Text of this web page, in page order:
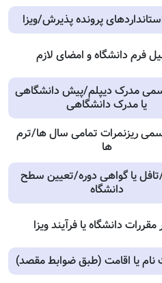
پرونده پذیرش/ویزا
فرم دانشگاه و امضای لازم
مدرک دیپلم/پیش دانشگاهی
یا مدرک دانشگاهی
ریزنمرات تمامی سال ها/ترم
ها
یا گواهی دوره/تعیین سطح
دانشگاه
مقررات دانشگاه یا فرآیند ویزا
نام یا اقامت (طبق ضوابط مقصد)